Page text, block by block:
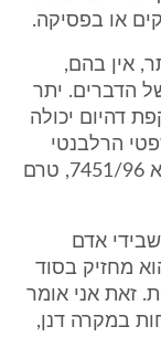
או בפסיקה.
אין בהם,
הדברים. יתר
דהיום יכולה
הרלבנטי
במועד אירוע המקרה, נשוא ענייננו". (ע"א 7451/96, טרם
אדם
מחזיק בסוד
זאת אני אומר
במקרה דנן,